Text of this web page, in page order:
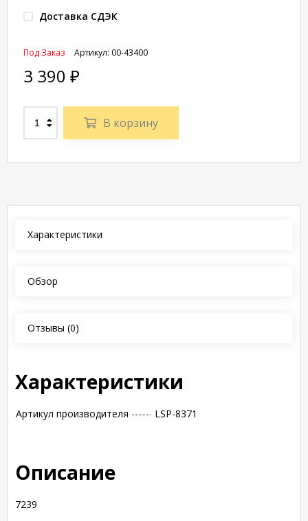
Доставка СДЭК
Артикул: 00-43400
Под Заказ
3 390 ₽
В корзину
Характеристики
Обзор
Отзывы (0)
Характеристики
Артикул производителя LSP-8371
Описание
7239